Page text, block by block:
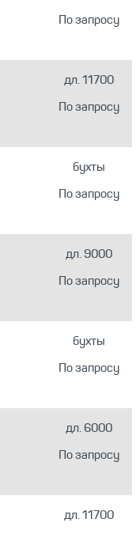
По запросу
дл. 11700
По запросу
бухты
По запросу
дл. 9000
По запросу
бухты
По запросу
дл. 6000
По запросу
дл. 11700